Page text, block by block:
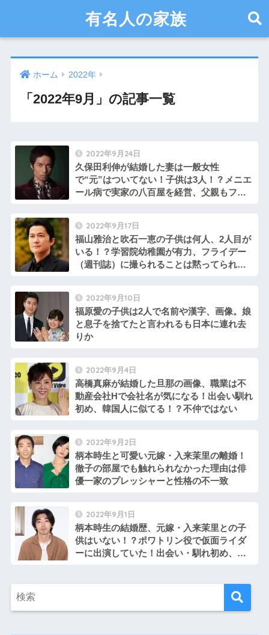
有名人の家族
ホーム 2022年
「2022年9月」の記事一覧
2022年9月24日
久保田利伸が結婚した妻は一般女性
で“元”はついてない！子供は3人！？メニエ
ール病で実家の八百屋を経営、父親もファ
2022年9月17日
福山雅治と吹石一恵の子供は何人、2人目が
いる！？学習院幼稚園が有力、フライデー
（週刊誌）に撮られることは黙ってられな
2022年9月10日
福原愛の子供は2人で名前や漢字、画像。娘
と息子を捨てたと言われるも日本に連れ去
りか
2022年9月4日
高橋真麻が結婚した旦那の画像、職業は不
動産会社Hで会社名が気になる！出会い馴れ
初め、韓国人に似てる！？不仲ではない
2022年9月2日
柄本時生と可愛い元嫁・入来茉里の離婚！
徹子の部屋でも触れられなかった理由は俳
優一家のプレッシャーと性格の不一致
2022年9月1日
柄本時生の結婚歴、元嫁・入来茉里との子
供はいない！？ポワトリン役で仮面ライダ
ーに出演していた！出会い・馴れ初め、画